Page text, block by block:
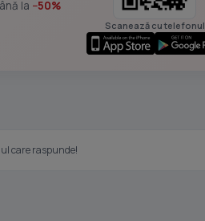
la −50%
Scanează cu telefonul
care raspunde!